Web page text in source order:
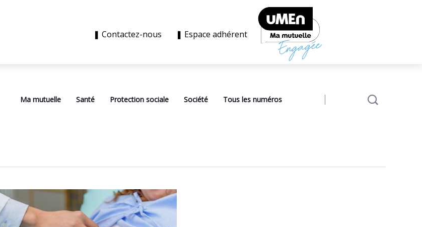
❚ Contactez-nous ❚ Espace adhérent
Ma mutuelle Santé Protection sociale Société Tous les numéros